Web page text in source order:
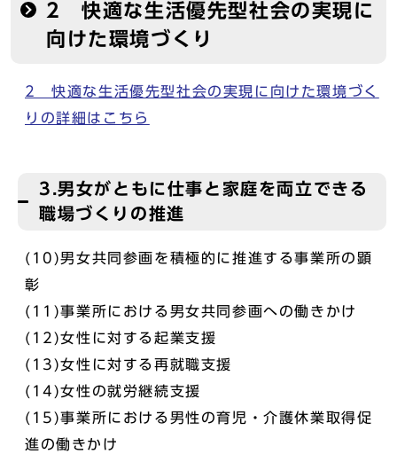
2 快適な生活優先型社会の実現に
向けた環境づくり
2 快適な生活優先型社会の実現に向けた環境づく
りの詳細はこちら
3.男女がともに仕事と家庭を両立できる
職場づくりの推進
(10)男女共同参画を積極的に推進する事業所の顕
彰
(11)事業所における男女共同参画への働きかけ
(12)女性に対する起業支援
(13)女性に対する再就職支援
(14)女性の就労継続支援
(15)事業所における男性の育児・介護休業取得促
進の働きかけ